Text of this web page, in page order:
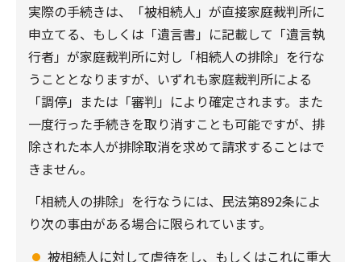
実際の手続きは、「被相続人」が直接家庭裁判所に
申立てる、もしくは「遺言書」に記載して「遺言執
行者」が家庭裁判所に対し「相続人の排除」を行な
うこととなりますが、いずれも家庭裁判所による
「調停」または「審判」により確定されます。また
一度行った手続きを取り消すことも可能ですが、排
除された本人が排除取消を求めて請求することはで
きません。
「相続人の排除」を行なうには、民法第892条によ
り次の事由がある場合に限られています。
被相続人に対して虐待をし、もしくはこれに重大